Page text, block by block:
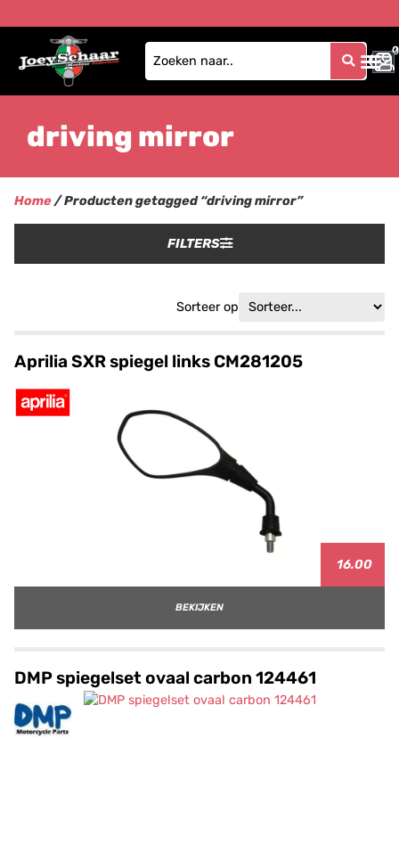
0
0
driving mirror
Home/ Producten getagged “driving mirror”
FILTERS
Sorteer op
Aprilia SXR spiegel links CM281205
16.00
BEKIJKEN
DMP spiegelset ovaal carbon 124461